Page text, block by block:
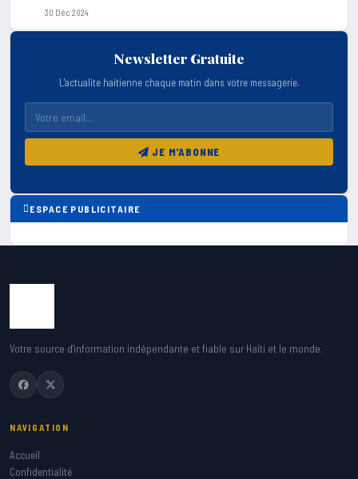
30 Déc 2024
Newsletter Gratuite
L'actualite haitienne chaque matin dans votre messagerie.
JE M'ABONNE
ESPACE PUBLICITAIRE
Votre source d'information indépendante et fiable sur Haïti et le monde.
NAVIGATION
Accueil
Confidentialité